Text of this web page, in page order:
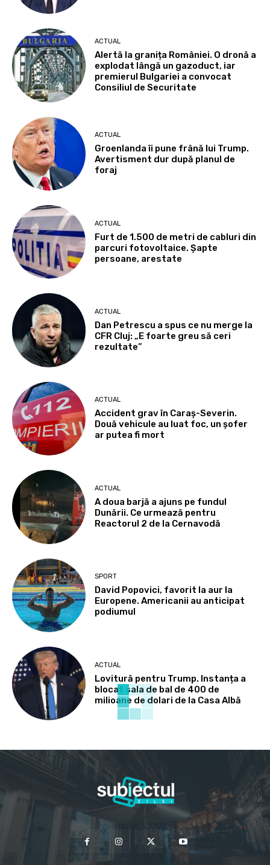
ACTUAL
Alertă la granița României. O dronă a
explodat lângă un gazoduct, iar
premierul Bulgariei a convocat
Consiliul de Securitate
ACTUAL
Groenlanda îi pune frână lui Trump.
Avertisment dur după planul de
foraj
ACTUAL
Furt de 1.500 de metri de cabluri din
parcuri fotovoltaice. Șapte
persoane, arestate
ACTUAL
Dan Petrescu a spus ce nu merge la
CFR Cluj: „E foarte greu să ceri
rezultate”
ACTUAL
Accident grav în Caraș-Severin.
Două vehicule au luat foc, un șofer
ar putea fi mort
ACTUAL
A doua barjă a ajuns pe fundul
Dunării. Ce urmează pentru
Reactorul 2 de la Cernavodă
SPORT
David Popovici, favorit la aur la
Europene. Americanii au anticipat
podiumul
ACTUAL
Lovitură pentru Trump. Instanța a
blocat sala de bal de 400 de
milioane de dolari de la Casa Albă